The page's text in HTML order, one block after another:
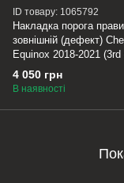
ID товару: 1065792
Накладка порога
зовнішній (дефект)
Equinox 2018-2021 (3rd
85642232
4 050 грн
В наявності